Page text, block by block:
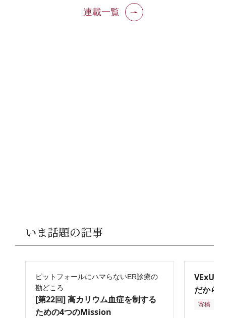
連載一覧
いま話題の記事
ピットフォールにハマらないER診療の
勘どころ
[第22回] 高カリウム血症を制する
ための4つのMission
VExUS
だから
寄稿